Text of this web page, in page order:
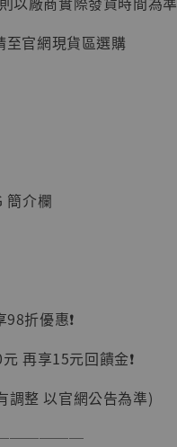
長 張麻
- +
物車
至官網現貨區選購
簡介欄
折優惠❗️
再享15元回饋金❗️
調整 以官網公告為準)